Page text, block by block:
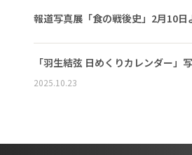
報道写真展「食の戦後史」2月10日
「羽生結弦 日めくりカレンダー」
2025.10.23